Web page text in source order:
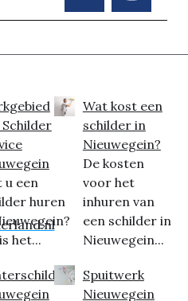
Schilder
u een
huren
het...
Wat kost een
schilder in
Nieuwegein?
De kosten
voor het
inhuren van
een schilder in
Nieuwegein...
Spuitwerk
Nieuwegein